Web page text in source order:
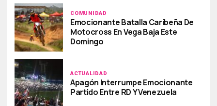
COMUNIDAD
Emocionante Batalla Caribeña De
Motocross En Vega Baja Este
Domingo
ACTUALIDAD
Apagón Interrumpe Emocionante
Partido Entre RD Y Venezuela